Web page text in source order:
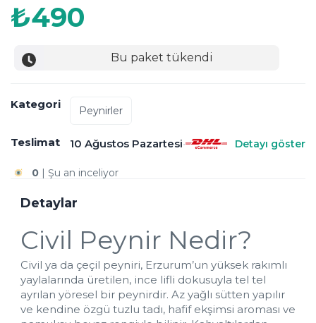
₺490
Bu paket tükendi
Kategori Peynirler
Teslimat 10 Ağustos Pazartesi• Detayı göster
0 | Şu an inceliyor
Bugün al,
Kuru buz ile gönderilir
Detaylar
Civil Peynir Nedir?
Civil ya da çeçil peyniri, Erzurum’un yüksek rakımlı
yaylalarında üretilen, ince lifli dokusuyla tel tel
ayrılan yöresel bir peynirdir. Az yağlı sütten yapılır
ve kendine özgü tuzlu tadı, hafif ekşimsi aroması ve